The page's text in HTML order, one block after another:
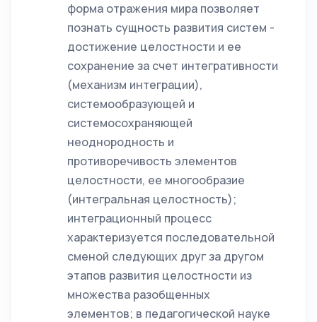
форма отражения мира позволяет
познать сущность развития систем -
достижение целостности и ее
сохранение за счет интегративности
(механизм интеграции),
системообразующей и
системосохраняющей
неоднородность и
противоречивость элементов
целостности, ее многообразие
(интегральная целостность);
интеграционный процесс
характеризуется последовательной
сменой следующих друг за другом
этапов развития целостности из
множества разобщенных
элементов; в педагогической науке